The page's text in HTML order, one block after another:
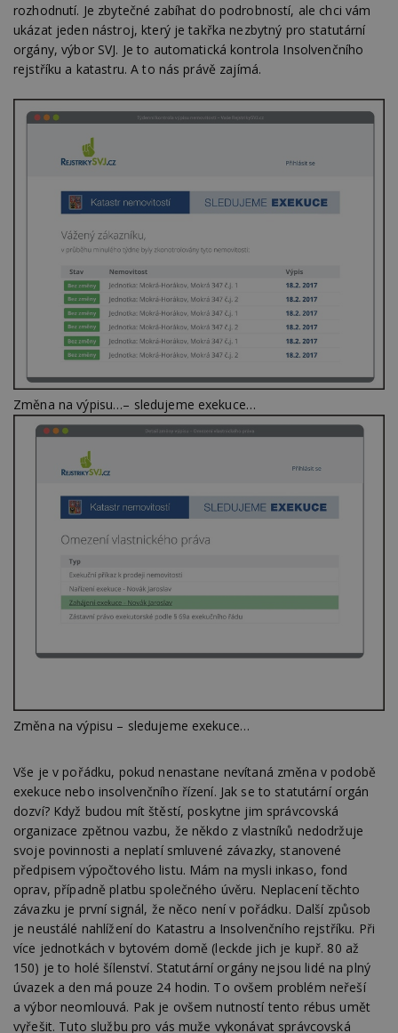
rozhodnutí. Je zbytečné zabíhat do podrobností, ale chci vám
ukázat jeden nástroj, který je takřka nezbytný pro statutární
orgány, výbor SVJ. Je to automatická kontrola Insolvenčního
rejstříku a katastru. A to nás právě zajímá.
Změna na výpisu…– sledujeme exekuce…
Změna na výpisu – sledujeme exekuce…
Vše je v pořádku, pokud nenastane nevítaná změna v podobě
exekuce nebo insolvenčního řízení. Jak se to statutární orgán
dozví? Když budou mít štěstí, poskytne jim správcovská
organizace zpětnou vazbu, že někdo z vlastníků nedodržuje
svoje povinnosti a neplatí smluvené závazky, stanovené
předpisem výpočtového listu. Mám na mysli inkaso, fond
oprav, případně platbu společného úvěru. Neplacení těchto
závazku je první signál, že něco není v pořádku. Další způsob
je neustálé nahlížení do Katastru a Insolvenčního rejstříku. Při
více jednotkách v bytovém domě (leckde jich je kupř. 80 až
150) je to holé šílenství. Statutární orgány nejsou lidé na plný
úvazek a den má pouze 24 hodin. To ovšem problém neřeší
a výbor neomlouvá. Pak je ovšem nutností tento rébus umět
vyřešit. Tuto službu pro vás muže vykonávat správcovská